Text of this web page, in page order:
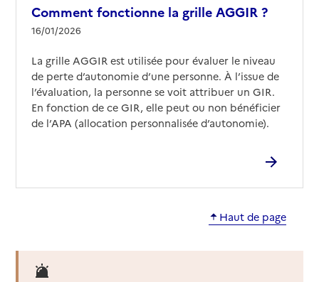
Comment fonctionne la grille AGGIR ?
16/01/2026
La grille AGGIR est utilisée pour évaluer le niveau
de perte d’autonomie d’une personne. À l’issue de
l’évaluation, la personne se voit attribuer un GIR.
En fonction de ce GIR, elle peut ou non bénéficier
de l’APA (allocation personnalisée d’autonomie).
Haut de page